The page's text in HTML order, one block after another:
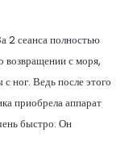
2 сеанса полностью
возвращении с моря,
ног. Ведь после этого
приобрела аппарат
быстро. Он